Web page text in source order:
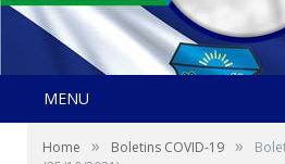
MENU
Home » Boletins COVID-19 »